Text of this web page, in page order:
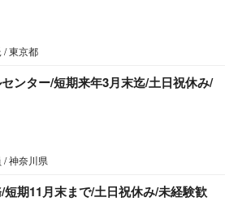
/ 東京都
ンター/短期来年3月末迄/土日祝休み/
/ 神奈川県
期11月末まで/土日祝休み/未経験歓